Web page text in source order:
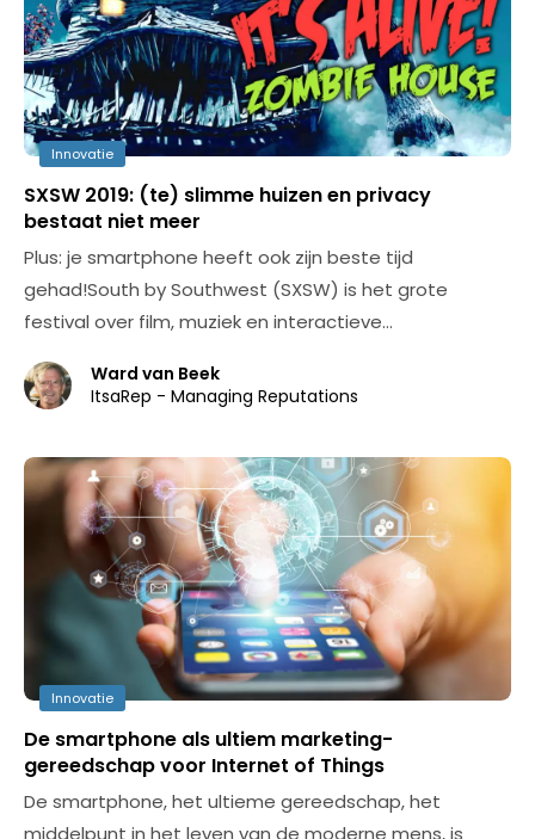
Innovatie
SXSW 2019: (te) slimme huizen en privacy
bestaat niet meer
Plus: je smartphone heeft ook zijn beste tijd
gehad!South by Southwest (SXSW) is het grote
festival over film, muziek en interactieve…
Ward van Beek
ItsaRep - Managing Reputations
Innovatie
De smartphone als ultiem marketing-
gereedschap voor Internet of Things
De smartphone, het ultieme gereedschap, het
middelpunt in het leven van de moderne mens, is